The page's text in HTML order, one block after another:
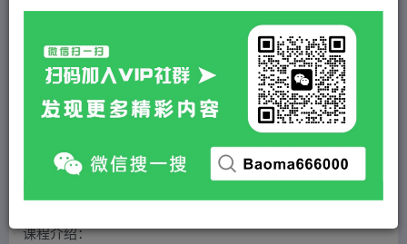
5 积分
黄金会员 2 超级会员(永久VIP) 免费
站长QQ：1970819299
课程介绍：